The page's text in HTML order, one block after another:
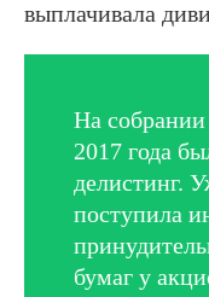
выплачивала
На собрании
2017 года
делистинг.
поступила
бумаг у